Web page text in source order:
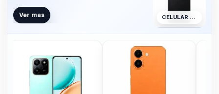
Ver mas CELULAR HONOR